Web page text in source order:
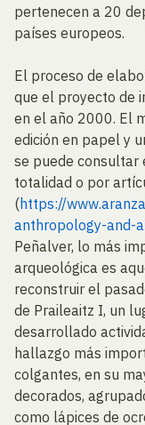
pertenecen a 20
países europeos.
El proceso de
que el proyecto de
en el año 2000. El
edición en papel y
se puede consultar
totalidad o por
(https://
anthropology-and-
Peñalver, lo más
arqueológica es
reconstruir el
de Praileaitz I, un
desarrollado
hallazgo más
colgantes, en su
decorados,
como lápices de